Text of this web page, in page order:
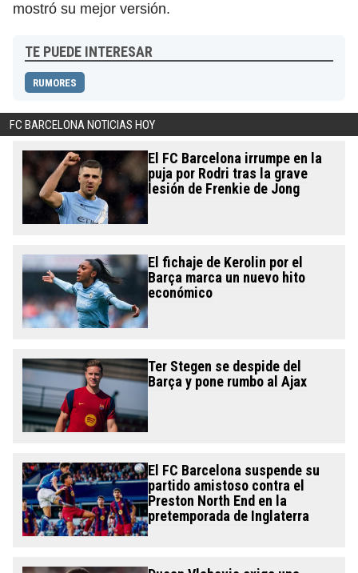
mostró su mejor versión.
TE PUEDE INTERESAR
RUMORES
FC BARCELONA NOTICIAS HOY
El FC Barcelona irrumpe en la
puja por Rodri tras la grave
lesión de Frenkie de Jong
El fichaje de Kerolin por el
Barça marca un nuevo hito
económico
Ter Stegen se despide del
Barça y pone rumbo al Ajax
El FC Barcelona suspende su
partido amistoso contra el
Preston North End en la
pretemporada de Inglaterra